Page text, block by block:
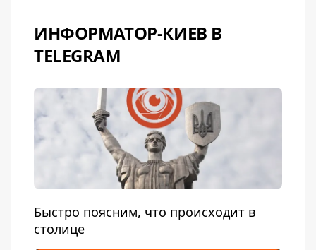
ИНФОРМАТОР-КИЕВ В
TELEGRAM
Быстро поясним, что происходит в
столице